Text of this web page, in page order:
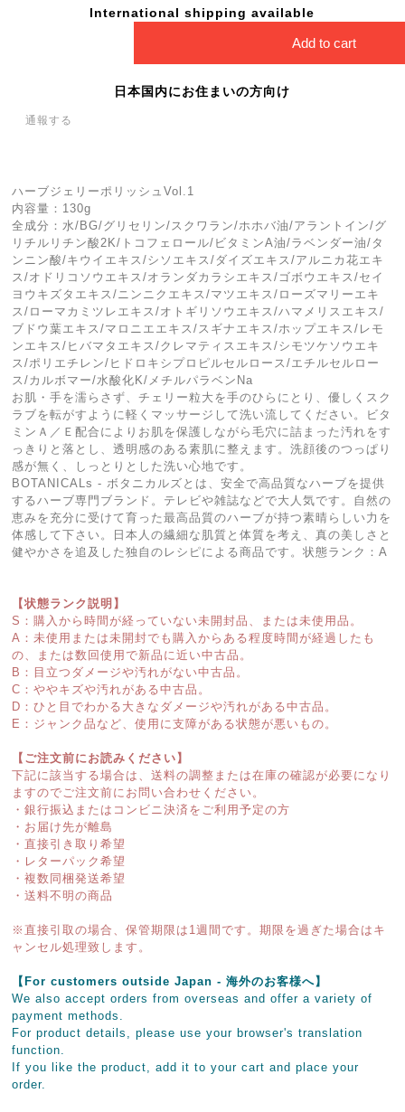
International shipping available
Add to cart
日本国内にお住まいの方向け
通報する
ハーブジェリーポリッシュVol.1
内容量：130g
全成分：水/BG/グリセリン/スクワラン/ホホバ油/アラントイン/グ
リチルリチン酸2K/トコフェロール/ビタミンA油/ラベンダー油/タ
ンニン酸/キウイエキス/シソエキス/ダイズエキス/アルニカ花エキ
ス/オドリコソウエキス/オランダカラシエキス/ゴボウエキス/セイ
ヨウキズタエキス/ニンニクエキス/マツエキス/ローズマリーエキ
ス/ローマカミツレエキス/オトギリソウエキス/ハマメリスエキス/
ブドウ葉エキス/マロニエエキス/スギナエキス/ホップエキス/レモ
ンエキス/ヒバマタエキス/クレマティスエキス/シモツケソウエキ
ス/ポリエチレン/ヒドロキシプロピルセルロース/エチルセルロー
ス/カルボマー/水酸化K/メチルパラベンNa
お肌・手を濡らさず、チェリー粒大を手のひらにとり、優しくスク
ラブを転がすように軽くマッサージして洗い流してください。ビタ
ミンＡ／Ｅ配合によりお肌を保護しながら毛穴に詰まった汚れをす
っきりと落とし、透明感のある素肌に整えます。洗顔後のつっぱり
感が無く、しっとりとした洗い心地です。
BOTANICALs - ボタニカルズとは、安全で高品質なハーブを提供
するハーブ専門ブランド。テレビや雑誌などで大人気です。自然の
恵みを充分に受けて育った最高品質のハーブが持つ素晴らしい力を
体感して下さい。日本人の繊細な肌質と体質を考え、真の美しさと
健やかさを追及した独自のレシピによる商品です。状態ランク：A
【状態ランク説明】
S：購入から時間が経っていない未開封品、または未使用品。
A：未使用または未開封でも購入からある程度時間が経過したも
の、または数回使用で新品に近い中古品。
B：目立つダメージや汚れがない中古品。
C：ややキズや汚れがある中古品。
D：ひと目でわかる大きなダメージや汚れがある中古品。
E：ジャンク品など、使用に支障がある状態が悪いもの。
【ご注文前にお読みください】
下記に該当する場合は、送料の調整または在庫の確認が必要になり
ますのでご注文前にお問い合わせください。
・銀行振込またはコンビニ決済をご利用予定の方
・お届け先が離島
・直接引き取り希望
・レターパック希望
・複数同梱発送希望
・送料不明の商品
※直接引取の場合、保管期限は1週間です。期限を過ぎた場合はキ
ャンセル処理致します。
【For customers outside Japan - 海外のお客様へ】
We also accept orders from overseas and offer a variety of
payment methods.
For product details, please use your browser's translation
function.
If you like the product, add it to your cart and place your
order.